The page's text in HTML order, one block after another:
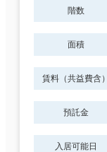
階数
面積
賃料（共益費含）
預託金
入居可能日